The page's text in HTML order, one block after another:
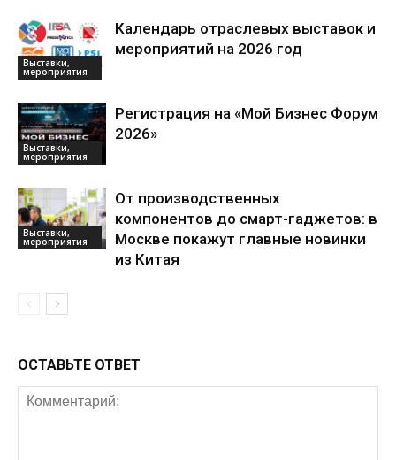
Выставки,
мероприятия
Календарь отраслевых выставок и
мероприятий на 2026 год
Выставки,
мероприятия
Регистрация на «Мой Бизнес Форум
2026»
Выставки,
мероприятия
От производственных
компонентов до смарт-гаджетов: в
Москве покажут главные новинки
из Китая
ОСТАВЬТЕ ОТВЕТ